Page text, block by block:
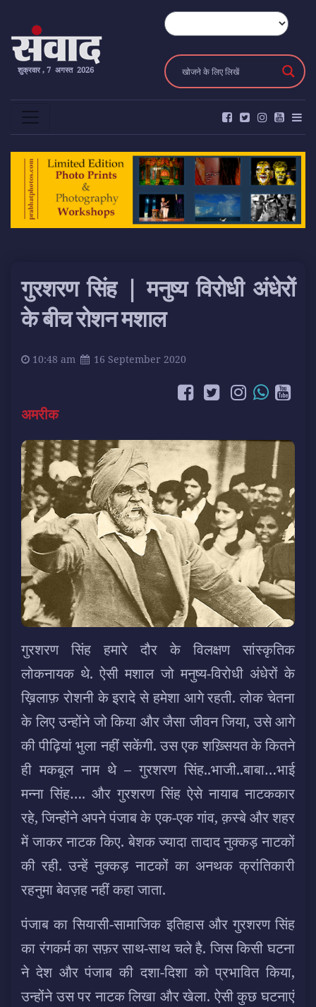
शुक्रवार , 7 अगस्त 2026
गुरशरण सिंह | मनुष्य विरोधी अंधेरों
के बीच रोशन मशाल
10:48 am 16 September 2020
अमरीक
गुरशरण सिंह हमारे दौर के विलक्षण सांस्कृतिक
लोकनायक थे. ऐसी मशाल जो मनुष्य-विरोधी अंधेरों के
ख़िलाफ़ रोशनी के इरादे से हमेशा आगे रहती. लोक चेतना
के लिए उन्होंने जो किया और जैसा जीवन जिया, उसे आगे
की पीढ़ियां भुला नहीं सकेंगी.उस एक शख़्सियत के कितने
ही मकबूल नाम थे – गुरशरण सिंह..भाजी..बाबा…भाई
मन्ना सिंह…. और गुरशरण सिंह ऐसे नायाब नाटककार
रहे, जिन्होंने अपने पंजाब के एक-एक गांव, क़स्बे और शहर
में जाकर नाटक किए. बेशक ज्यादा तादाद नुक्कड़ नाटकों
की रही. उन्हें नुक्कड़ नाटकों का अनथक क्रांतिकारी
रहनुमा बेवज़ह नहीं कहा जाता.
पंजाब का सियासी-सामाजिक इतिहास और गुरशरण सिंह
का रंगकर्म का सफ़र साथ-साथ चले है. जिस किसी घटना
ने देश और पंजाब की दशा-दिशा को प्रभावित किया,
उन्होंने उस पर नाटक लिखा और खेला. ऐसी कुछ घटनाएं